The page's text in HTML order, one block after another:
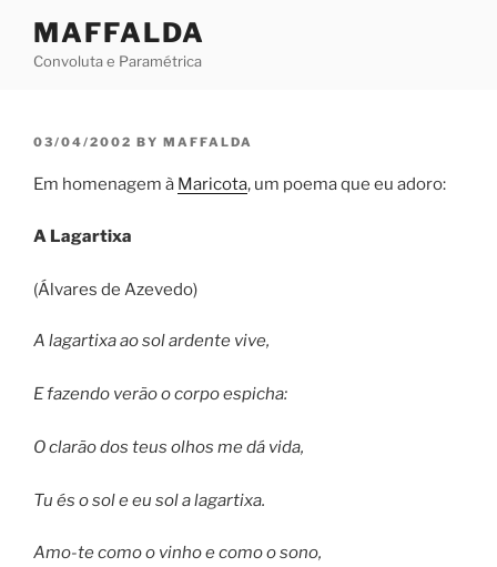
content
MAFFALDA
Convoluta e Paramétrica
POSTED
03/04/2002 BY MAFFALDA
Em homenagem à Maricota, um poema que eu adoro:
A Lagartixa
(Álvares de Azevedo)
A lagartixa ao sol ardente vive,
E fazendo verão o corpo espicha:
O clarão dos teus olhos me dá vida,
Tu és o sol e eu sol a lagartixa.
Amo-te como o vinho e como o sono,